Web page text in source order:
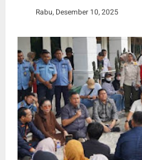
Rabu, Desember 10, 2025